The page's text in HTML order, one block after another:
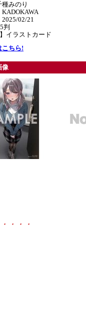
・・・
種みのり
KADOKAWA
2025/02/21
判
イラストカード
こちら!
像